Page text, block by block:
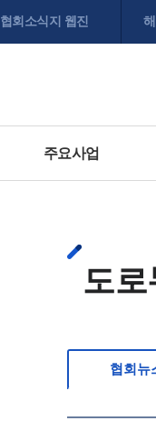
협회소식지 웹진
주요사업
도로
협회뉴